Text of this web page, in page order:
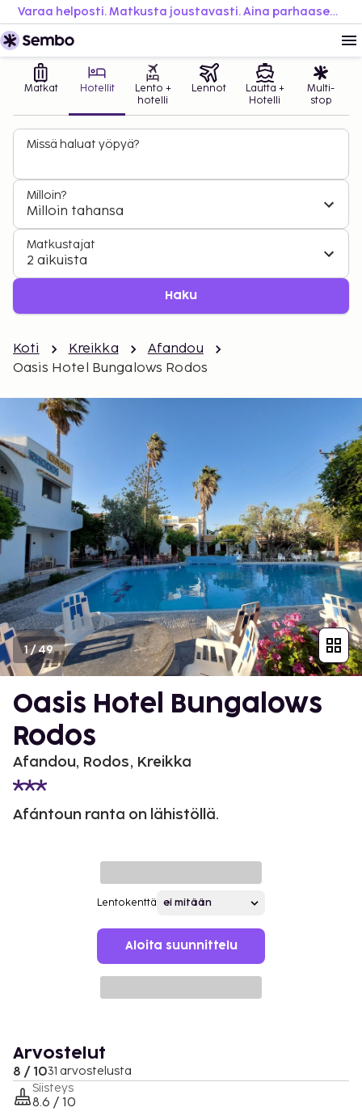
Varaa helposti. Matkusta joustavasti. Aina parhaaseen hintaan.
Matkat Hotellit
Lento +
hotelli
Lennot
Lautta +
Hotelli
Multi-
stop
Missä haluat yöpyä?
Milloin?
Milloin tahansa
Matkustajat
2 aikuista
Haku
Koti Kreikka
Afandou
Oasis Hotel Bungalows Rodos
1/49
Oasis Hotel Bungalows
Rodos
Afandou, Rodos, Kreikka
Afántoun ranta on lähistöllä.
Lentokenttä
Aloita suunnittelu
Arvostelut
8 / 1031 arvostelusta
Siisteys
8.6 / 10